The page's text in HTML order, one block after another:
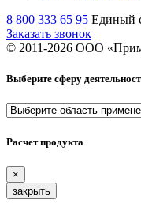
8 800 333 65 95 Единый
Заказать звонок
© 2011-2026 ООО
Выберите сферу
Расчет продукта
×
закрыть